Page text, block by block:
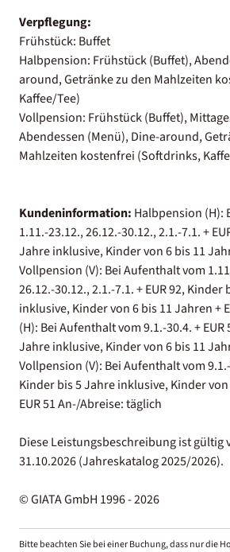
Verpflegung:
Frühstück: Buffet
Halbpension: Frühstück (Buffet),
around, Getränke zu den Mahlzeiten
Kaffee/Tee)
Vollpension: Frühstück (Buffet),
Abendessen (Menü), Dine-around,
Mahlzeiten kostenfrei (Softdrinks,
Kundeninformation: Halbpension (H):
1.11.-23.12., 26.12.-30.12., 2.1.-7.1. +
Jahre inklusive, Kinder von 6 bis 11
Vollpension (V): Bei Aufenthalt vom
26.12.-30.12., 2.1.-7.1. + EUR 92, Kinder
inklusive, Kinder von 6 bis 11 Jahren +
(H): Bei Aufenthalt vom 9.1.-30.4. +
Jahre inklusive, Kinder von 6 bis 11
Vollpension (V): Bei Aufenthalt vom
Kinder bis 5 Jahre inklusive, Kinder
EUR 51 An-/Abreise: täglich
Diese Leistungsbeschreibung ist gültig
31.10.2026 (Jahreskatalog 2025/2026).
© GIATA GmbH 1996 - 2026
Bitte beachten Sie bei einer Buchung, dass nur die